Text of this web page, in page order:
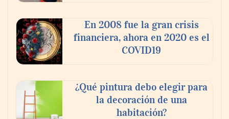
En 2008 fue la gran crisis
financiera, ahora en 2020 es el
COVID19
¿Qué pintura debo elegir para
la decoración de una
habitación?